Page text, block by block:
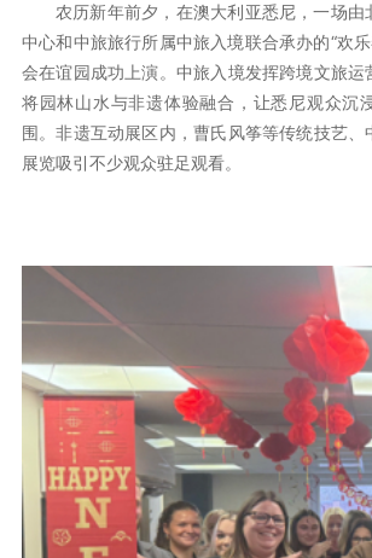
农历新年前夕，在澳大利亚悉尼，一场由
中心和中旅旅行所属中旅入境联合承办的“欢
会在谊园成功上演。中旅入境发挥跨境文旅运
将园林山水与非遗体验融合，让悉尼观众沉
围。非遗互动展区内，曹氏风筝等传统技艺
展览吸引不少观众驻足观看。